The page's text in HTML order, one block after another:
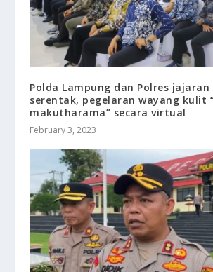
Polda Lampung dan Polres
serentak, pegelaran wayang kulit
makutharama” secara virtual
February 3, 2023